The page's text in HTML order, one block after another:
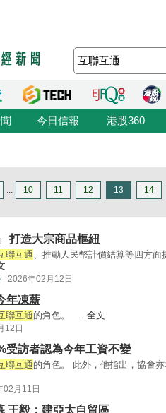
今日信報 港股360
... 10 11 12 13 14
打造大宗商品樞紐
聯互通、推動人民幣計價結算等四方
2026年02月12日
年凍薪
聯互通的角色。 ...全文
12日
受訪者認為今年工資不變
聯互通的角色。 此外，他指出，協會
02月11日
王毅：建亞太自貿區